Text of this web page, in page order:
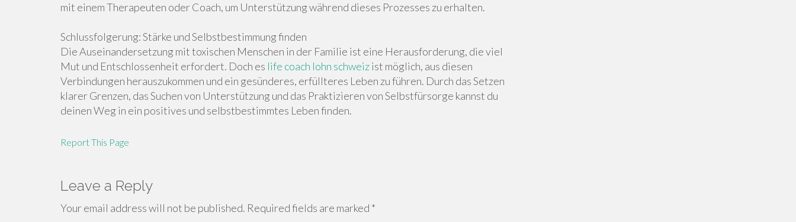
mit einem Therapeuten oder Coach, um Unterstützung während dieses Prozesses zu erhalten.
Schlussfolgerung: Stärke und Selbstbestimmung finden
Die Auseinandersetzung mit toxischen Menschen in der Familie ist eine Herausforderung, die viel
Mut und Entschlossenheit erfordert. Doch es life coach lohn schweizist möglich, aus diesen
Verbindungen herauszukommen und ein gesünderes, erfüllteres Leben zu führen. Durch das Setzen
klarer Grenzen, das Suchen von Unterstützung und das Praktizieren von Selbstfürsorge kannst du
deinen Weg in ein positives und selbstbestimmtes Leben finden.
Report This Page
Leave a Reply
Your email address will not be published. Required fields are marked *